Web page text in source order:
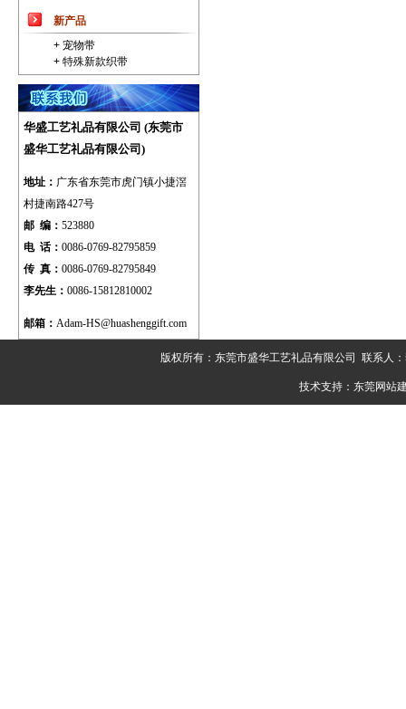
新产品
+ 宠物带
+ 特殊新款织带
华盛工艺礼品有限公司 (东莞市
盛华工艺礼品有限公司)
地址： 广东省东莞市虎门镇小捷滘
村捷南路427号
邮 编： 523880
电 话： 0086-0769-82795859
传 真： 0086-0769-82795849
李先生： 0086-15812810002
邮箱： Adam-HS@huashenggift.com
版权所有：东莞市盛华工艺礼品有限公司 联系人
技术支持： 东莞网站